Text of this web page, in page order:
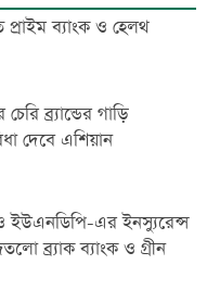
প্রাইম ব্যাংক ও হেলথ
ব্র্যান্ডের গাড়ি
দেবে এশিয়ান
এর ইনস্যুরেন্স
ব্র্যাক ব্যাংক ও গ্রীন